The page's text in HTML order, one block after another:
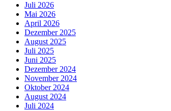
Juli 2026
Mai 2026
April 2026
Dezember 2025
August 2025
Juli 2025
Juni 2025
Dezember 2024
November 2024
Oktober 2024
August 2024
Juli 2024